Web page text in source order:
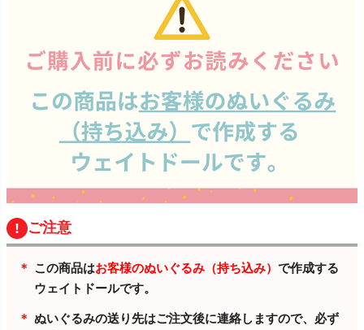
ご注意
この商品はお客様のぬいぐるみ（持ち込み） で作成する
ウェイトドールです。
ぬいぐるみの送り先はご注文後に連絡しますので、必ず